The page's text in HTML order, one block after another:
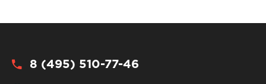
8 (495) 510-77-46